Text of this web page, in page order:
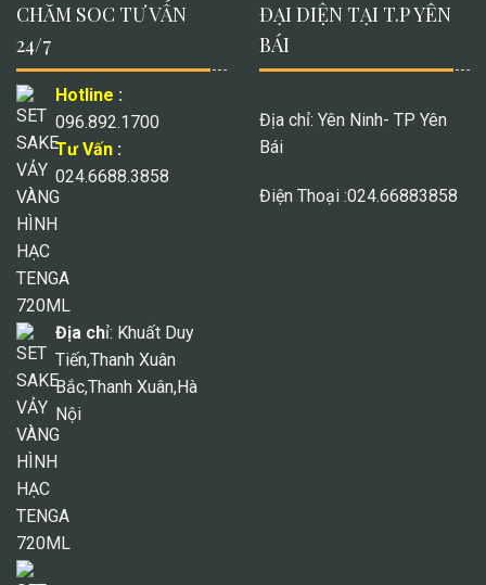
CHĂM SOC TƯ VẤN
24/7
Hotline :
096.892.1700
Tư Vấn :
024.6688.3858
Địa chỉ: Khuất Duy
Tiến,Thanh Xuân
Bắc,Thanh Xuân,Hà
Nội
ĐẠI DIỆN TẠI T.P YÊN
BÁI
Địa chỉ: Yên Ninh- TP Yên
Bái
Điện Thoại :024.66883858